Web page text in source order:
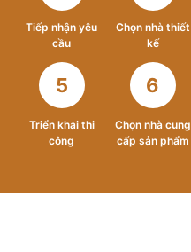
Tiếp nhận yêu
cầu
Chọn nhà thiết
kế
5
Triển khai thi
công
6
Chọn nhà cung
cấp sản phẩm